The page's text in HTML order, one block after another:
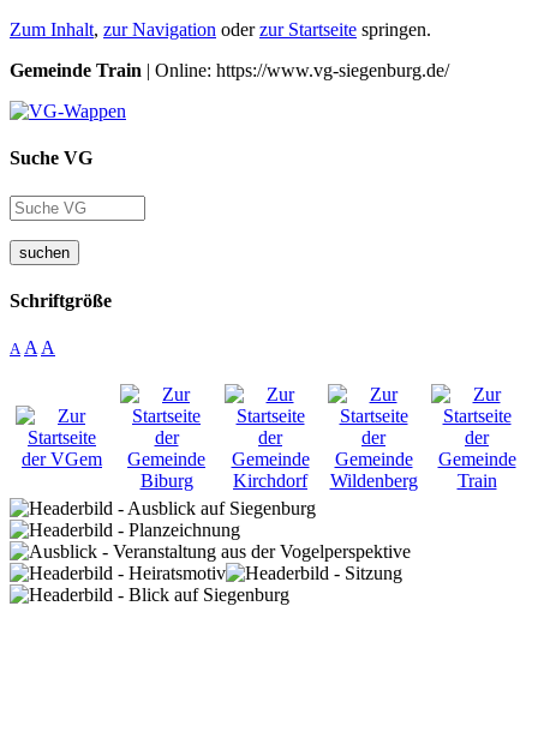
Zum Inhalt, zur Navigation oderzur Startseite springen.
Gemeinde Train | Online: https://www.vg-siegenburg.de/
Suche VG
suchen
Schriftgröße
A A A